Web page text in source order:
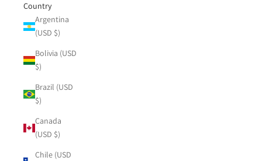
Country
Argentina
(USD $)
Bolivia (USD
$)
Brazil (USD
$)
Canada
(USD $)
Chile (USD